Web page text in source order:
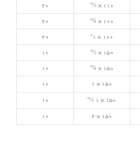
110 × ½”
20
100 × ¾”
20
100 × 1”
20
150 × ½”
10
150 × ¾”
10
150 × 1
10
150 × 1 ½”
10
150 × 2
10